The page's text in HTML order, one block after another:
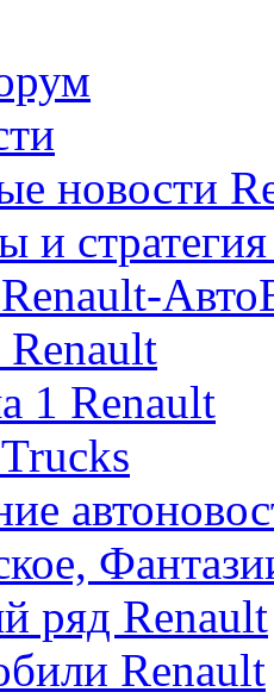
новости
и
1 Renault
ряд Renault
Renault